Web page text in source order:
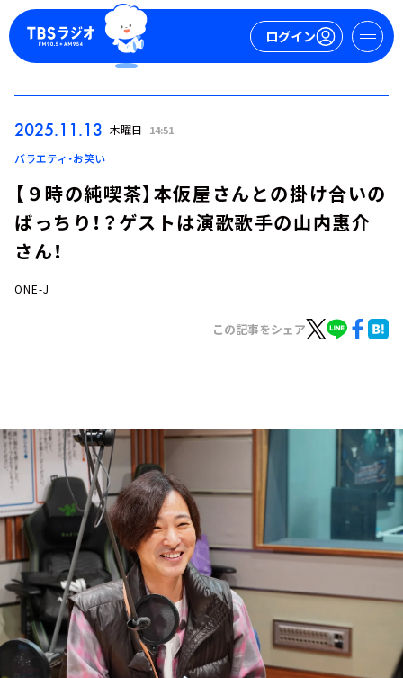
ログイン
ログイン
イベント・グッズ
YouTube
会社情報
2025.11.13 木曜日 14:51
バラエティ・お笑い
【９時の純喫茶】本仮屋さんとの掛け合いの
ばっちり！？ゲストは演歌歌手の山内惠介
さん！
ONE-J
この記事をシェア